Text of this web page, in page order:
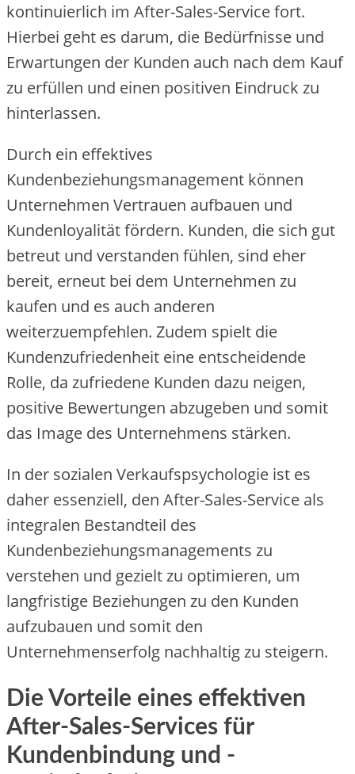
kontinuierlich im After-Sales-Service fort.
Hierbei geht es darum, die Bedürfnisse und
Erwartungen der Kunden auch nach dem Kauf
zu erfüllen und einen positiven Eindruck zu
hinterlassen.
Durch ein effektives
Kundenbeziehungsmanagement können
Unternehmen Vertrauen aufbauen und
Kundenloyalität fördern. Kunden, die sich gut
betreut und verstanden fühlen, sind eher
bereit, erneut bei dem Unternehmen zu
kaufen und es auch anderen
weiterzuempfehlen. Zudem spielt die
Kundenzufriedenheit eine entscheidende
Rolle, da zufriedene Kunden dazu neigen,
positive Bewertungen abzugeben und somit
das Image des Unternehmens stärken.
In der sozialen Verkaufspsychologie ist es
daher essenziell, den After-Sales-Service als
integralen Bestandteil des
Kundenbeziehungsmanagements zu
verstehen und gezielt zu optimieren, um
langfristige Beziehungen zu den Kunden
aufzubauen und somit den
Unternehmenserfolg nachhaltig zu steigern.
Die Vorteile eines effektiven
After-Sales-Services für
Kundenbindung und -